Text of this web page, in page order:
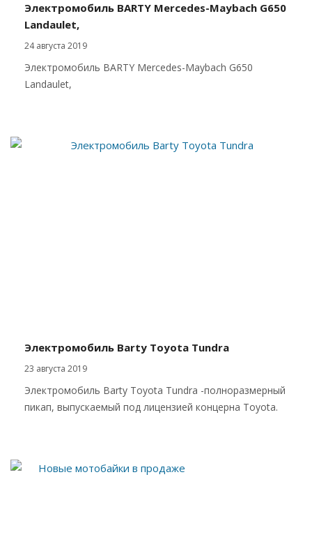
Электромобиль BARTY Mercedes-Maybach G650
Landaulet,
24 августа 2019
Электромобиль BARTY Mercedes-Maybach G650
Landaulet,
Электромобиль Barty Toyota Tundra
23 августа 2019
Электромобиль Barty Toyota Tundra -полноразмерный
пикап, выпускаемый под лицензией концерна Toyota.